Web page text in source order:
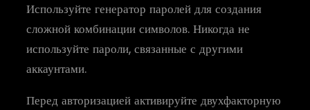
Используйте генератор паролей для создания
сложной комбинации символов. Никогда не
используйте пароли, связанные с другими
аккаунтами.
Перед авторизацией активируйте двухфакторную